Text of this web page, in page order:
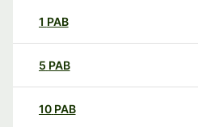
1 PAB
5 PAB
10 PAB